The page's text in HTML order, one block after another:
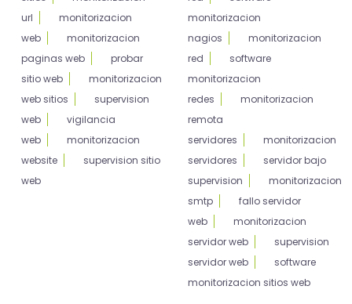
url
monitorizacion
web
monitorizacion
paginas web
probar
sitio web
monitorizacion
web sitios
supervision
web
vigilancia
web
monitorizacion
website
supervision sitio
web
monitorizacion
nagios
monitorizacion
red
software
monitorizacion
redes
monitorizacion
remota
servidores
monitorizacion
servidores
servidor bajo
supervision
monitorizacion
smtp
fallo servidor
web
monitorizacion
servidor web
supervision
servidor web
software
monitorizacion sitios web